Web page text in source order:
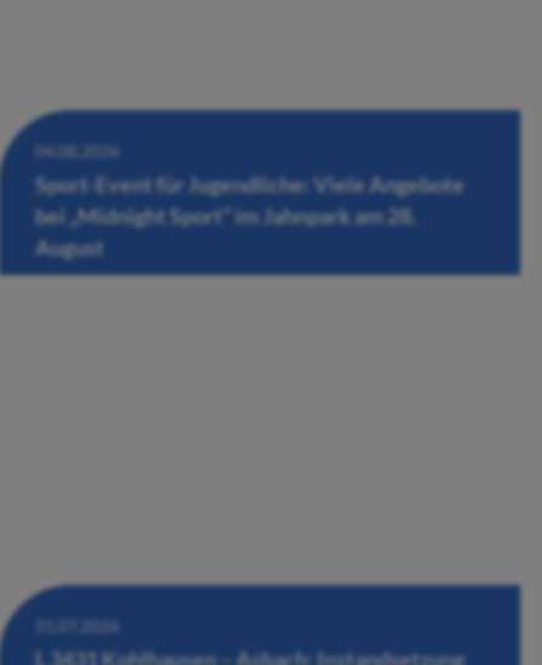
04.08.2026
Sport-Event für Jugendliche: Viele Angebote
bei „Midnight Sport“ im Jahnpark am 28.
August
31.07.2026
L 3431 Kohlhausen – Asbach: Instandsetzung